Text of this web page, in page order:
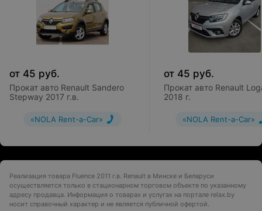
от 45 руб.
Прокат авто Renault Sandero
Stepway 2017 г.в.
«NOLA Rent-a-Car»
от 45 руб.
Прокат авто Renault
2018 г.
«NOLA Rent-a-Car»
Реализация товара Fluence 2011 г.в. Renault в Минске и Беларуси
осуществляется только в стационарном торговом объекте по указанному
адресу продавца. Информация о товарах и услугах на портале relax.by
носит справочный характер и не является публичной офертой.